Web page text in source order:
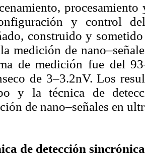
y control
construido y
medición de
de medición fue del
de 3–3.2nV. Los
y la técnica de
de nano–señales en
de detección sincrónica